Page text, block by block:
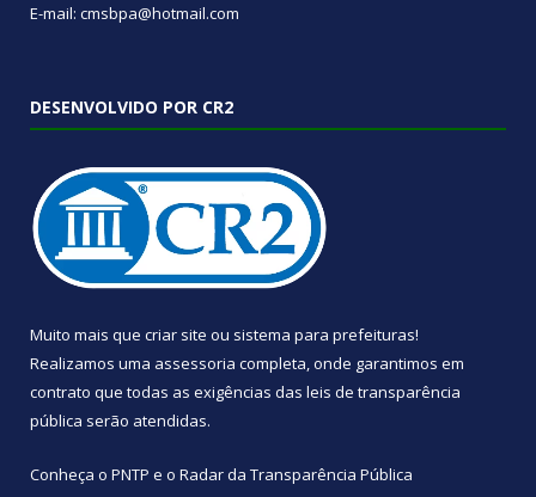
E-mail: cmsbpa@hotmail.com
DESENVOLVIDO POR CR2
Muito mais que criar site ou sistema para prefeituras!
Realizamos uma assessoria completa, onde garantimos em
contrato que todas as exigências das leis de transparência
pública serão atendidas.
Conheça o PNTP e o Radar da Transparência Pública